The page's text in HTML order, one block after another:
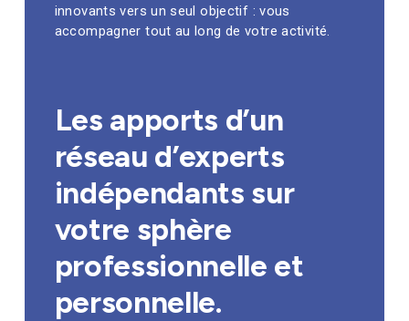
innovants vers un seul objectif : vous
accompagner tout au long de votre activité.
Les apports d’un
réseau d’experts
indépendants sur
votre sphère
professionnelle et
personnelle.